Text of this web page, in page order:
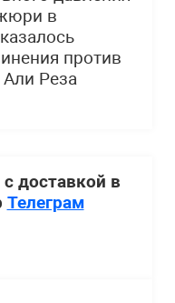
в
против
Реза
доставкой в
Телеграм